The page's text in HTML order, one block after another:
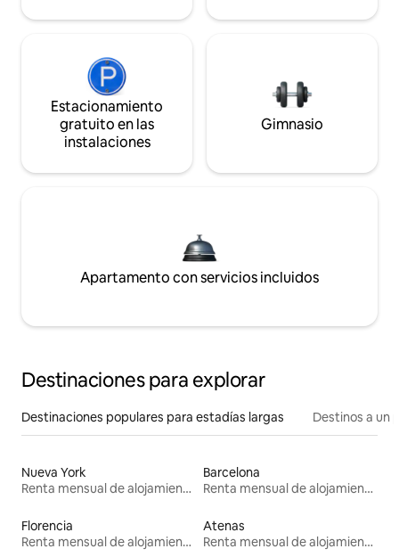
Estacionamiento
gratuito en las
instalaciones
Gimnasio
Apartamento con servicios incluidos
Destinaciones para explorar
Destinaciones populares para estadías largas Destinos a un
Nueva York
Renta mensual de alojamientos
Barcelona
Renta mensual de alojamientos
Florencia
Renta mensual de alojamientos
Atenas
Renta mensual de alojamientos